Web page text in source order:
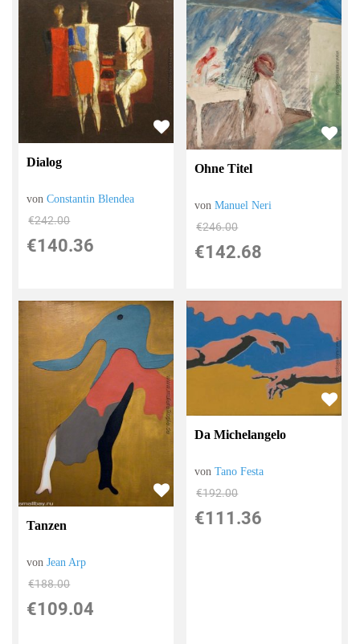
Dialog
vonConstantin Blendea
€242.00
€140.36
Ohne Titel
vonManuel Neri
€246.00
€142.68
Tanzen
vonJean Arp
€188.00
€109.04
Da Michelangelo
vonTano Festa
€192.00
€111.36